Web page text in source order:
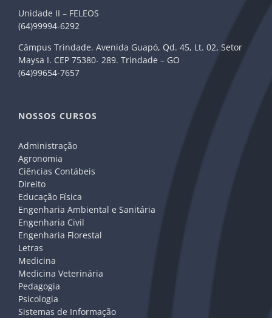
Unidade II – FELEOS
(64)99994-6292
Câmpus Trindade. Avenida Guapó, Qd. 45, Lt. 02, Setor
Maysa I. CEP 75380- 289. Trindade – GO
(64)99654-7657
NOSSOS CURSOS
Administração
Agronomia
Ciências Contábeis
Direito
Educação Física
Engenharia Ambiental e Sanitária
Engenharia Civil
Engenharia Florestal
Letras
Medicina
Medicina Veterinária
Pedagogia
Psicologia
Sistemas de Informação